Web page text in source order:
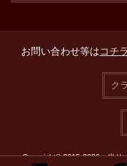
お問い合わせ等はコチラ
ク
Copyright© 2015-2026 当サ